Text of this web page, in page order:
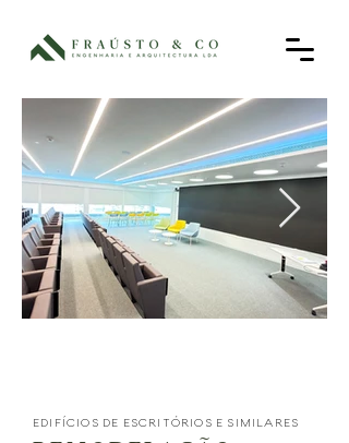
EDIFÍCIOS DE ESCRITÓRIOS E SIMILARES